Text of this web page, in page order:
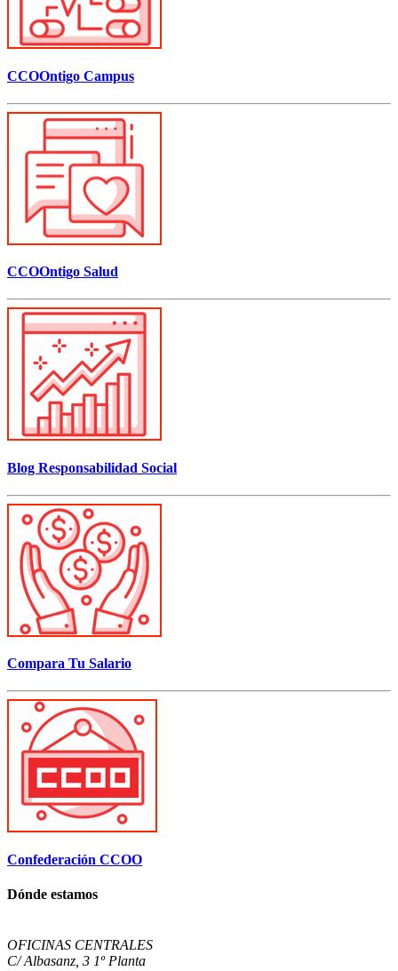
CCOOntigo Campus
CCOOntigo Salud
Blog Responsabilidad Social
Compara Tu Salario
Confederación CCOO
Dónde estamos
OFICINAS CENTRALES
C/ Albasanz, 3 1º Planta